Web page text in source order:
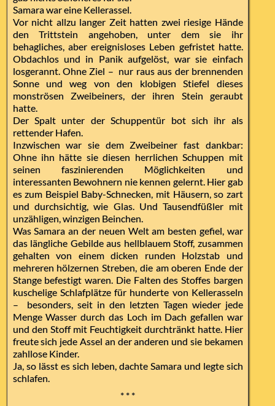
Samara war eine Kellerassel.
Vor nicht allzu langer Zeit hatten zwei riesige Hände
den Trittstein angehoben, unter dem sie ihr
behagliches, aber ereignisloses Leben gefristet hatte.
Obdachlos und in Panik aufgelöst, war sie einfach
losgerannt. Ohne Ziel – nur raus aus der brennenden
Sonne und weg von den klobigen Stiefel dieses
monströsen Zweibeiners, der ihren Stein geraubt
hatte.
Der Spalt unter der Schuppentür bot sich ihr als
rettender Hafen.
Inzwischen war sie dem Zweibeiner fast dankbar:
Ohne ihn hätte sie diesen herrlichen Schuppen mit
seinen faszinierenden Möglichkeiten und
interessanten Bewohnern nie kennen gelernt. Hier gab
es zum Beispiel Baby-Schnecken, mit Häusern, so zart
und durchsichtig, wie Glas. Und Tausendfüßler mit
unzähligen, winzigen Beinchen.
Was Samara an der neuen Welt am besten gefiel, war
das längliche Gebilde aus hellblauem Stoff, zusammen
gehalten von einem dicken runden Holzstab und
mehreren hölzernen Streben, die am oberen Ende der
Stange befestigt waren. Die Falten des Stoffes bargen
kuschelige Schlafplätze für hunderte von Kellerasseln
– besonders, seit in den letzten Tagen wieder jede
Menge Wasser durch das Loch im Dach gefallen war
und den Stoff mit Feuchtigkeit durchtränkt hatte. Hier
freute sich jede Assel an der anderen und sie bekamen
zahllose Kinder.
Ja, so lässt es sich leben, dachte Samara und legte sich
schlafen.
* * *